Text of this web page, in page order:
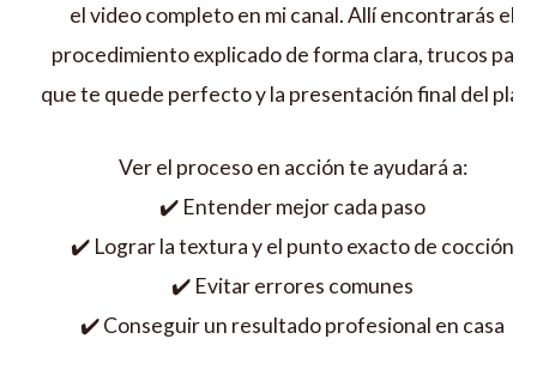
el video completo en mi canal. Allí encontrarás el
procedimiento explicado de forma clara, trucos para
que te quede perfecto y la presentación final del
Ver el proceso en acción te ayudará a:
✔️ Entender mejor cada paso
✔️ Lograr la textura y el punto exacto de cocción
✔️ Evitar errores comunes
✔️ Conseguir un resultado profesional en casa